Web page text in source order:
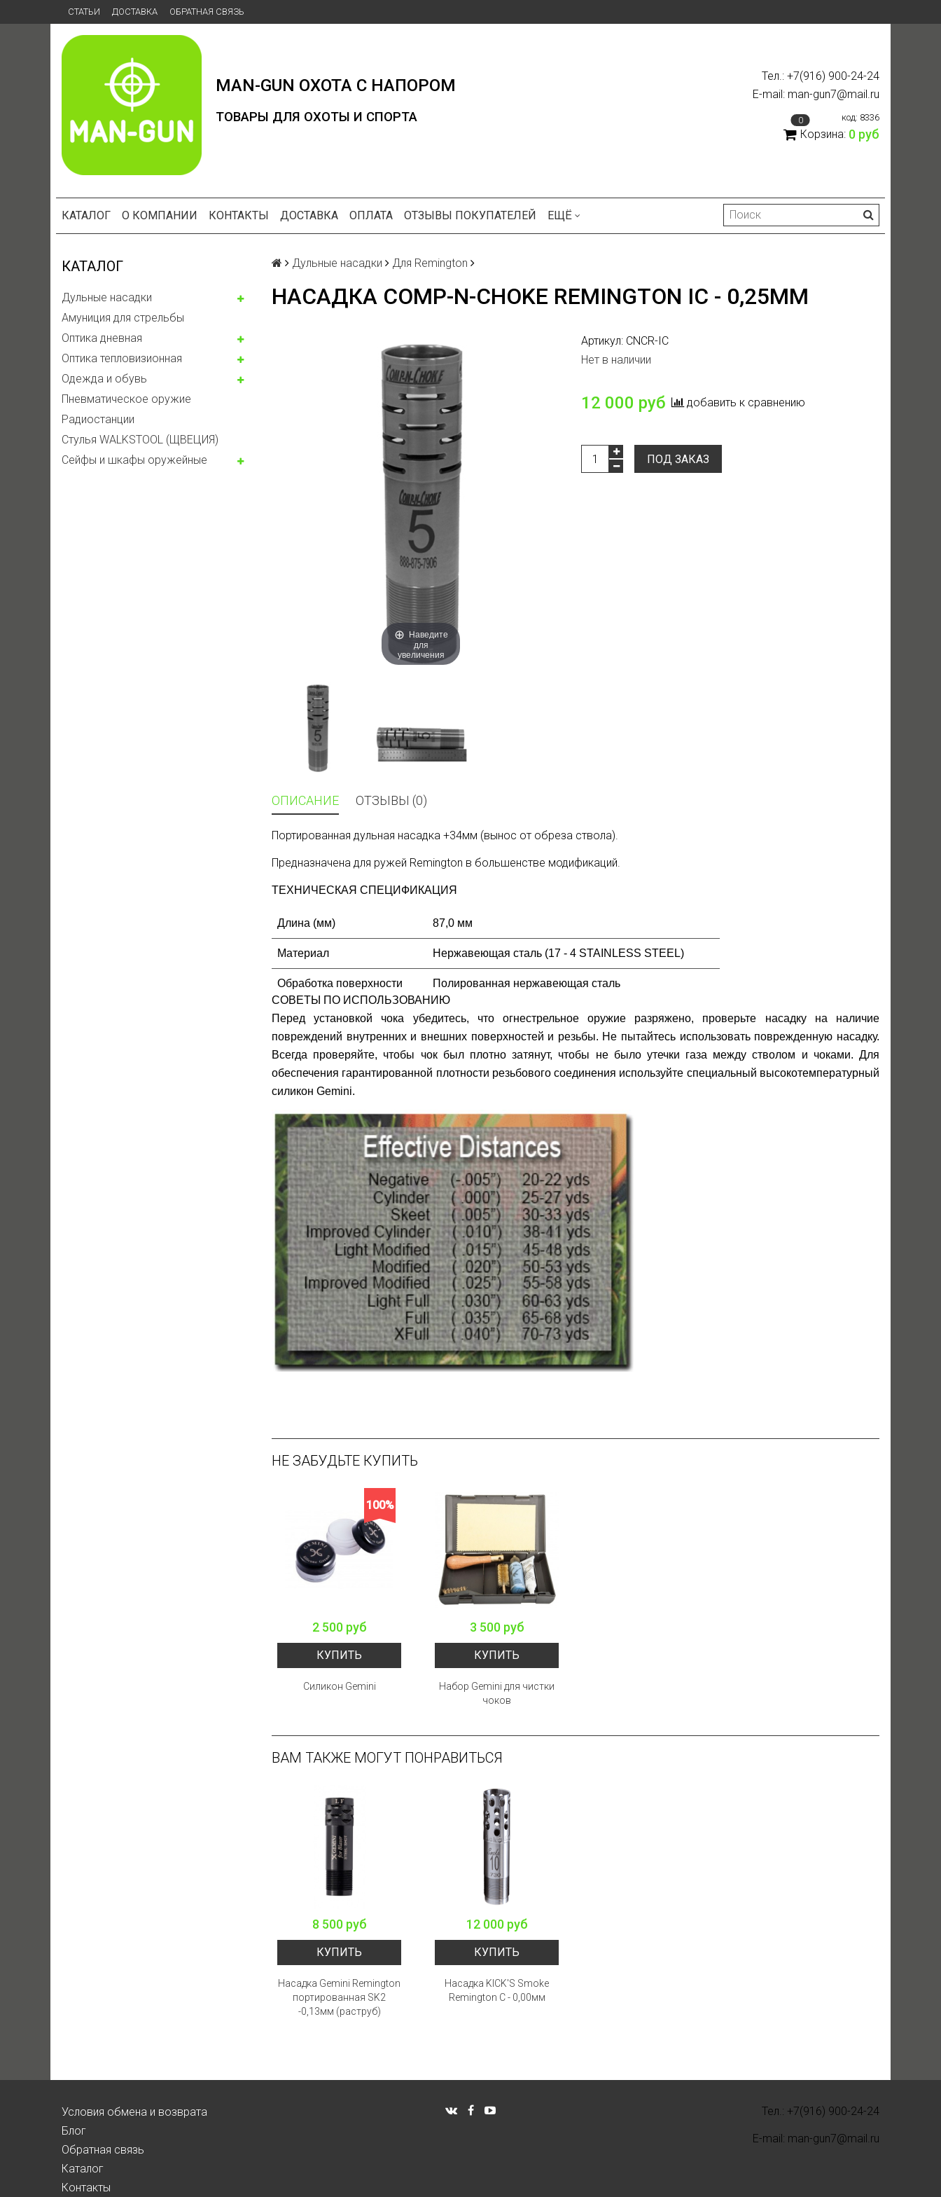
СТАТЬИ ДОСТАВКА ОБРАТНАЯ СВЯЗЬ
MAN-GUN ОХОТА С НАПОРОМ
ТОВАРЫ ДЛЯ ОХОТЫ И СПОРТА
Тел.: +7(916) 900-24-24
E-mail: man-gun7@mail.ru
код: 8336
0
Корзина: 0 руб
КАТАЛОГ О КОМПАНИИ КОНТАКТЫ ДОСТАВКА ОПЛАТА ОТЗЫВЫ ПОКУПАТЕЛЕЙ ЕЩЁ
КАТАЛОГ
Дульные насадки
Амуниция для стрельбы
Оптика дневная
Оптика тепловизионная
Одежда и обувь
Пневматическое оружие
Радиостанции
Стулья WALKSTOOL (ЩВЕЦИЯ)
Сейфы и шкафы оружейные
Дульные насадки Для Remington
НАСАДКА COMP-N-CHOKE REMINGTON IC - 0,25ММ
Наведите
для
увеличения
Артикул: CNCR-IC
Нет в наличии
12 000 руб добавить к сравнению
ПОД ЗАКАЗ
ОПИСАНИЕ ОТЗЫВЫ (0)
Портированная дульная насадка +34мм (вынос от обреза ствола).
Предназначена для ружей Remington в большенстве модификаций.
ТЕХНИЧЕСКАЯ СПЕЦИФИКАЦИЯ
Длина (мм) 87,0 мм
Материал Нержавеющая сталь (17 - 4 STAINLESS STEEL)
Обработка поверхности
Полированная нержавеющая сталь
СОВЕТЫ ПО ИСПОЛЬЗОВАНИЮ
Перед установкой чока убедитесь, что огнестрельное оружие разряжено, проверьте насадку на наличие
повреждений внутренних и внешних поверхностей и резьбы. Не пытайтесь использовать поврежденную насадку.
Всегда проверяйте, чтобы чок был плотно затянут, чтобы не было утечки газа между стволом и чоками. Для
обеспечения гарантированной плотности резьбового соединения используйте специальный высокотемпературный
силикон Gemini.
НЕ ЗАБУДЬТЕ КУПИТЬ
100%
2 500 руб
КУПИТЬ
Силикон Gemini
3 500 руб
КУПИТЬ
Набор Gemini для чистки
чоков
ВАМ ТАКЖЕ МОГУТ ПОНРАВИТЬСЯ
8 500 руб
КУПИТЬ
Насадка Gemini Remington
портированная SK2
-0,13мм (раструб)
12 000 руб
КУПИТЬ
Насадка KICK'S Smoke
Remington С - 0,00мм
Условия обмена и возврата
Блог
Обратная связь
Каталог
Контакты
Тел.: +7(916) 900-24-24
E-mail: man-gun7@mail.ru